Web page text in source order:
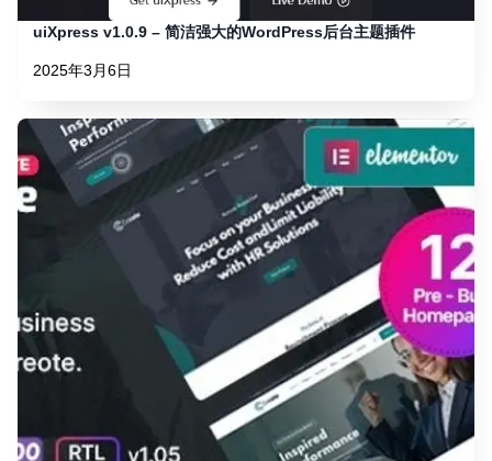
uiXpress v1.0.9 – 简洁强大的WordPress后台主题插件
2025年3月6日